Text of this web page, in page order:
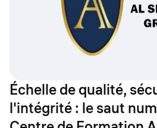
Échelle de qualité,
l'intégrité : le saut